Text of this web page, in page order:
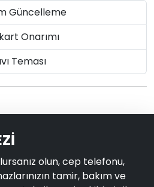
Güncelleme
Onarımı
Teması
olun, cep telefonu,
tamir, bakım ve